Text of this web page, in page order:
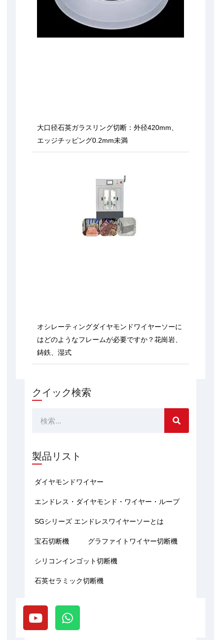
大口径石英ガラスリング切断：外径420mm、
エッジチッピング0.2mm未満
オシレーティングダイヤモンドワイヤーソーに
はどのようなフレームが必要ですか？花崗岩、
鋳鉄、湿式
クイック検索
検
製品リスト
ダイヤモンドワイヤー
エンドレス・ダイヤモンド・ワイヤー・ループ
SGシリーズ エンドレスワイヤーソーとは
宝石切断機 グラファイトワイヤー切断機
シリコンインゴット切断機
石英セラミック切断機
Y
o
u
W
h
a